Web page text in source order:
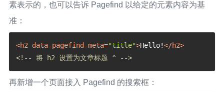
素表示的，也可以告诉 Pagefind 以给定的元素内容为基
准：
<h2 data-pagefind-meta="title">Hello!</h2>
<!-- 将 h2 设置为文章标题 ^ -->
再新增一个页面接入 Pagefind 的搜索框：